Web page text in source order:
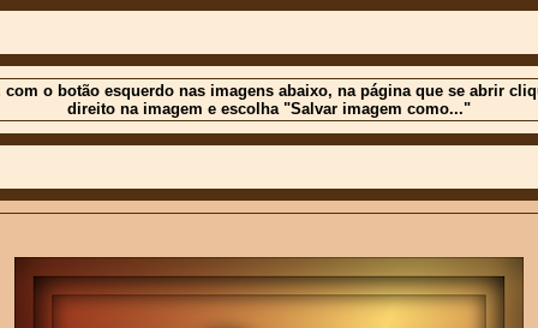
com o botão esquerdo nas imagens abaixo, na página que se abrir
direito na imagem e escolha "Salvar imagem como..."